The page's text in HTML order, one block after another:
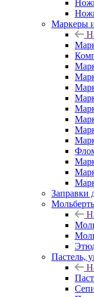
Маркеры
Заправки
Пастель,